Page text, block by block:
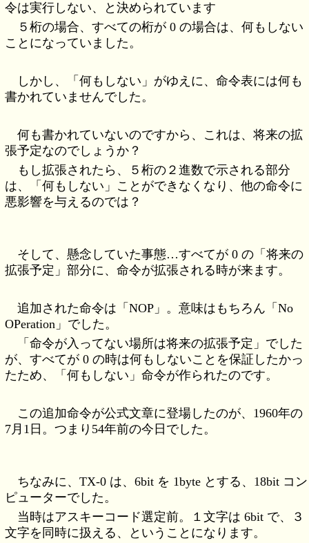
令は実行しない、と決められています
５桁の場合、すべての桁が 0 の場合は、何もしない
ことになっていました。
しかし、「何もしない」がゆえに、命令表には何も
書かれていませんでした。
何も書かれていないのですから、これは、将来の拡
張予定なのでしょうか？
もし拡張されたら、５桁の２進数で示される部分
は、「何もしない」ことができなくなり、他の命令に
悪影響を与えるのでは？
そして、懸念していた事態…すべてが 0 の「将来の
拡張予定」部分に、命令が拡張される時が来ます。
追加された命令は「NOP」。意味はもちろん「No
OPeration」でした。
「命令が入ってない場所は将来の拡張予定」でした
が、すべてが 0 の時は何もしないことを保証したかっ
たため、「何もしない」命令が作られたのです。
この追加命令が公式文章に登場したのが、1960年の
7月1日。つまり54年前の今日でした。
ちなみに、TX-0 は、6bit を 1byte とする、18bit コン
ピューターでした。
当時はアスキーコード選定前。１文字は 6bit で、３
文字を同時に扱える、ということになります。